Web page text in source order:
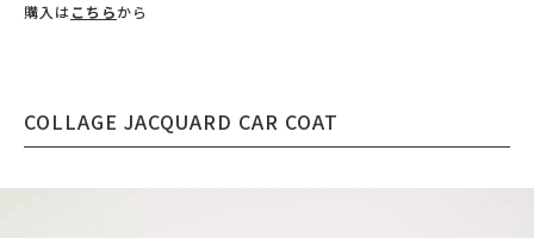
購入はこちらから
COLLAGE JACQUARD CAR COAT